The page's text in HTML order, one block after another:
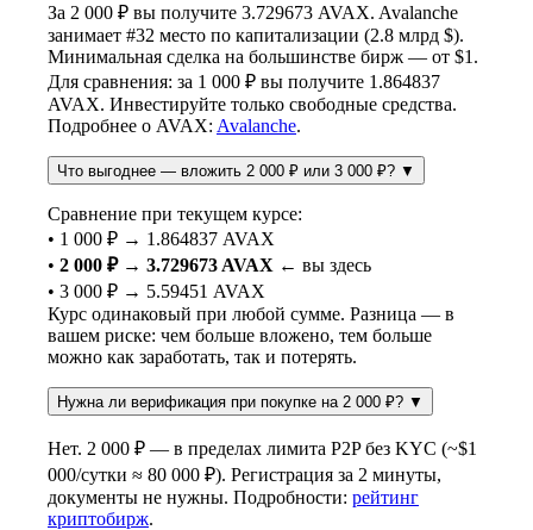
За 2 000 ₽ вы получите 3.729673 AVAX. Avalanche
занимает #32 место по капитализации (2.8 млрд $).
Минимальная сделка на большинстве бирж — от $1.
Для сравнения: за 1 000 ₽ вы получите 1.864837
AVAX. Инвестируйте только свободные средства.
Подробнее о AVAX: Avalanche.
Что выгоднее — вложить 2 000 ₽ или 3 000 ₽? ▼
Сравнение при текущем курсе:
• 1 000 ₽ → 1.864837 AVAX
• 2 000 ₽ → 3.729673 AVAX ← вы здесь
• 3 000 ₽ → 5.59451 AVAX
Курс одинаковый при любой сумме. Разница — в
вашем риске: чем больше вложено, тем больше
можно как заработать, так и потерять.
Нужна ли верификация при покупке на 2 000 ₽? ▼
Нет. 2 000 ₽ — в пределах лимита P2P без KYC (~$1
000/сутки ≈ 80 000 ₽). Регистрация за 2 минуты,
документы не нужны. Подробности: рейтинг
криптобирж.